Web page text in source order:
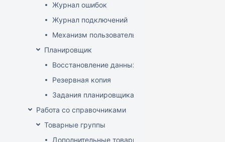
Журнал ошибок
Журнал подключений
Механизм пользовательского логирования
Планировщик
Восстановление данных
Резервная копия
Задания планировщика
Работа со справочниками
Товарные группы
Дополнительные товарные группы